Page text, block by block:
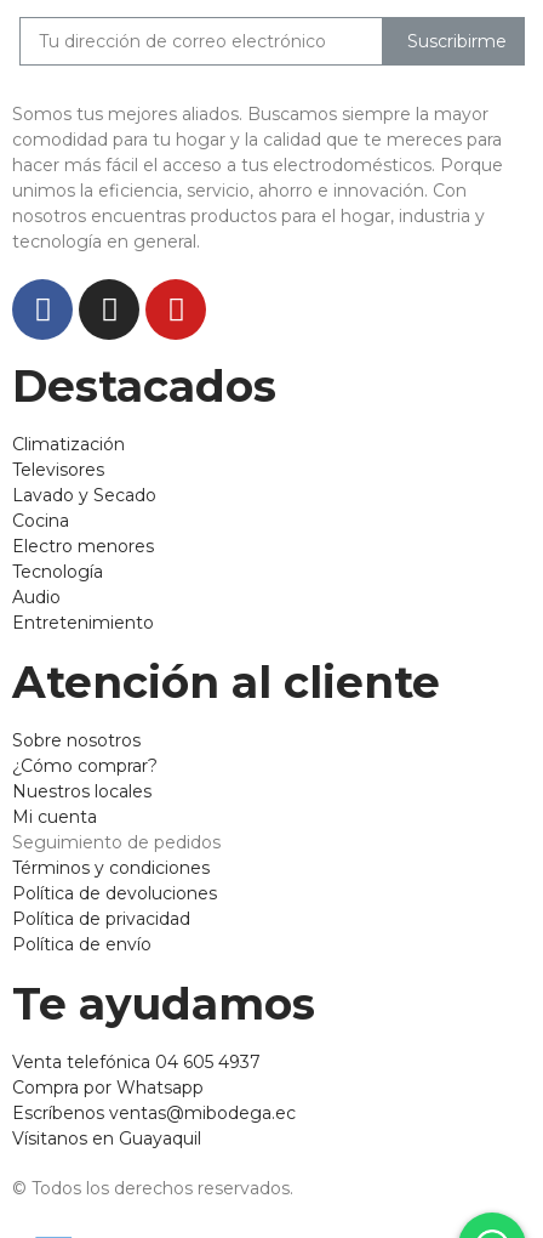
Suscribirme
Somos tus mejores aliados. Buscamos siempre la mayor
comodidad para tu hogar y la calidad que te mereces para
hacer más fácil el acceso a tus electrodomésticos. Porque
unimos la eficiencia, servicio, ahorro e innovación. Con
nosotros encuentras productos para el hogar, industria y
tecnología en general.
Destacados
Climatización
Televisores
Lavado y Secado
Cocina
Electro menores
Tecnología
Audio
Entretenimiento
Atención al cliente
Sobre nosotros
¿Cómo comprar?
Nuestros locales
Mi cuenta
Seguimiento de pedidos
Términos y condiciones
Política de devoluciones
Política de privacidad
Política de envío
Te ayudamos
Venta telefónica 04 605 4937
Compra por Whatsapp
Escríbenos ventas@mibodega.ec
Vísitanos en Guayaquil
© Todos los derechos reservados.